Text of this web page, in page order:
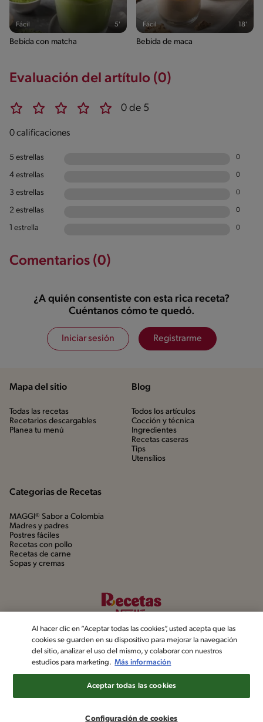
Fácil 5'
Bebida con matcha
Fácil 18'
Bebida de maca
Evaluación del artítulo (0)
0 de 5
0 calificaciones
5 estrellas 0
4 estrellas 0
3 estrellas 0
2 estrellas 0
1 estrella 0
Comentarios (0)
¿A quién consentiste con esta rica receta?
Cuéntanos cómo te quedó.
Iniciar sesión Registrarme
Mapa del sitio
Todas las recetas
Recetarios descargables
Planea tu menú
Blog
Todos los artículos
Cocción y técnica
Ingredientes
Recetas caseras
Tips
Utensílios
Categorias de Recetas
MAGGI® Sabor a Colombia
Madres y padres
Postres fáciles
Recetas con pollo
Recetas de carne
Sopas y cremas
©2022, Nestlé. Marcas registradas por Société dels Produits Nestlé,
Al hacer clic en “Aceptar todas las cookies”, usted acepta que las
cookies se guarden en su dispositivo para mejorar la navegación
del sitio, analizar el uso del mismo, y colaborar con nuestros
estudios para marketing. Más información
Configuración de cookies
Aceptar todas las cookies